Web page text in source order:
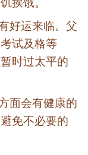
挨饿。
好运来临。父
试及格等
时过太平的
面会有健康的
免不必要的